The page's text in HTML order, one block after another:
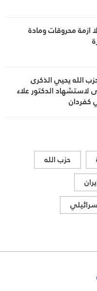
ازمة محروقات ومادة
الله يحيي الذكرى
لاستشهاد الدكتور علاء
كفردان
حزب الله